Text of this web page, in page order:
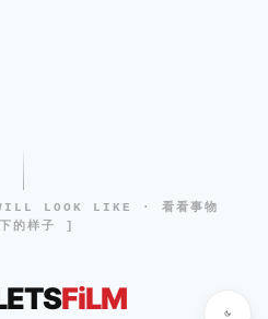
LOOK LIKE · 看看事物
的样子 ]
FiLM